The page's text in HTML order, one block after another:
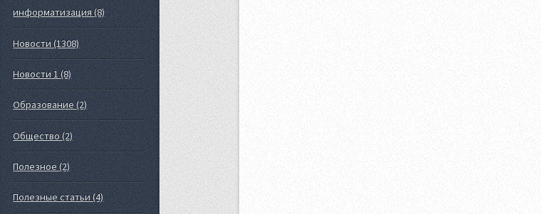
информатизация (8)
Новости (1308)
Новости 1 (8)
Образование (2)
Общество (2)
Полезное (2)
Полезные статьи (4)